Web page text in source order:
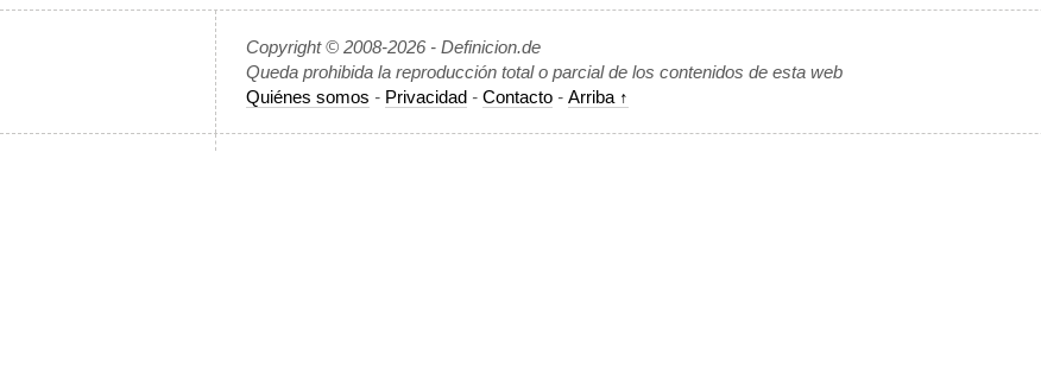
Copyright © 2008-2026 - Definicion.de
Queda prohibida la reproducción total o parcial de los contenidos de esta web
Quiénes somos - Privacidad - Contacto - Arriba ↑